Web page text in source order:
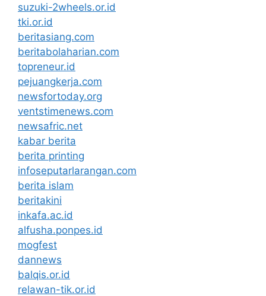
suzuki-2wheels.or.id
tki.or.id
beritasiang.com
beritabolaharian.com
topreneur.id
pejuangkerja.com
newsfortoday.org
ventstimenews.com
newsafric.net
kabar berita
berita printing
infoseputarlarangan.com
berita islam
beritakini
inkafa.ac.id
alfusha.ponpes.id
mogfest
dannews
balqis.or.id
relawan-tik.or.id